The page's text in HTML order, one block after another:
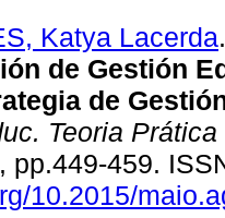
Katya Lacerda.
de Gestión
de
Teoria Prática
pp.449-459.
10.2015/